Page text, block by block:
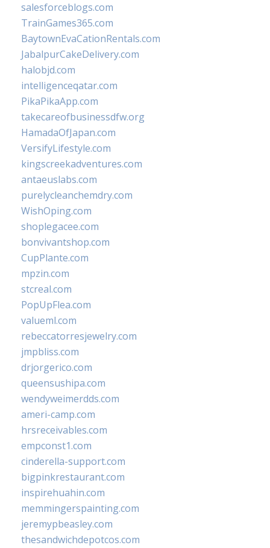
salesforceblogs.com
TrainGames365.com
BaytownEvaCationRentals.com
JabalpurCakeDelivery.com
halobjd.com
intelligenceqatar.com
PikaPikaApp.com
takecareofbusinessdfw.org
HamadaOfJapan.com
VersifyLifestyle.com
kingscreekadventures.com
antaeuslabs.com
purelycleanchemdry.com
WishOping.com
shoplegacee.com
bonvivantshop.com
CupPlante.com
mpzin.com
stcreal.com
PopUpFlea.com
valueml.com
rebeccatorresjewelry.com
jmpbliss.com
drjorgerico.com
queensushipa.com
wendyweimerdds.com
ameri-camp.com
hrsreceivables.com
empconst1.com
cinderella-support.com
bigpinkrestaurant.com
inspirehuahin.com
memmingerspainting.com
jeremypbeasley.com
thesandwichdepotcos.com